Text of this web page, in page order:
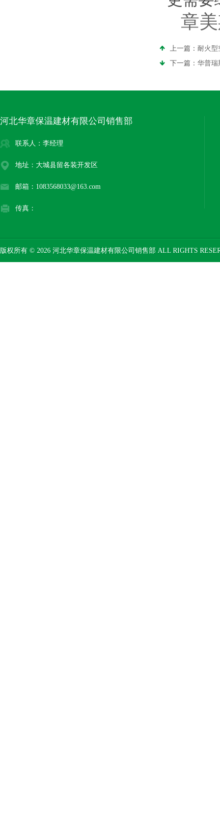
章
上一篇： 耐火型
下一篇： 华普瑞
河北华章保温建材有限公司销售部
联系人：李经理
地址：大城县留各装开发区
邮箱：1083568033@163.com
传真：
版权所有 © 2026 河北华章保温建材有限公司销售部 ALL RIGHTS